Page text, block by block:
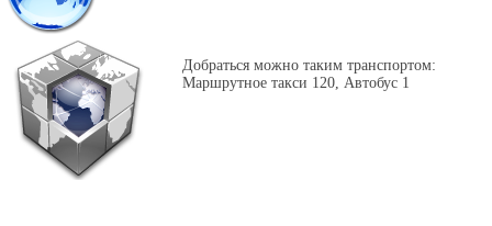
Добраться можно таким транспортом:
Маршрутное такси 120, Автобус 1